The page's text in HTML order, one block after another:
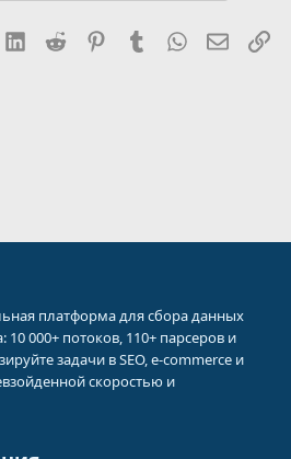
LinkedIn
Reddit PinterestTumblr WhatsApp
платформа для сбора данных
000+ потоков, 110+ парсеров и
задачи в SEO, e-commerce и
скоростью и